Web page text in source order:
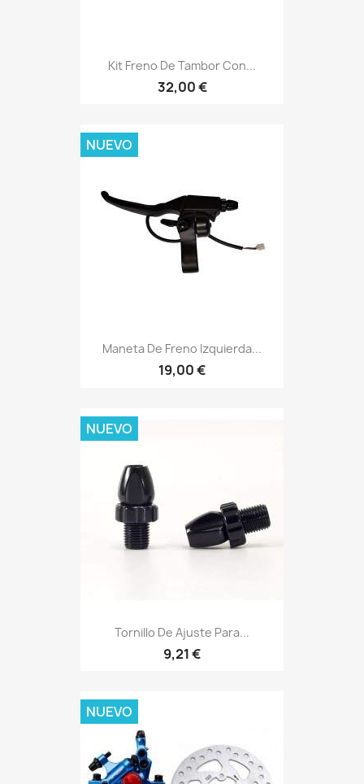
Kit Freno De Tambor Con...
32,00 €
Maneta De Freno Izquierda...
19,00 €
NUEVO
Tornillo De Ajuste Para...
9,21 €
NUEVO
NUEVO